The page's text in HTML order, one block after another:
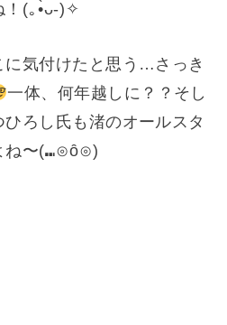
！(⁠｡⁠•̀⁠ᴗ⁠-⁠)⁠✧
に気付けたと思う…さっき
一体、何年越しに？？そし
ろし氏も渚のオールスタ
ね〜(⁠⑉⁠⊙⁠ȏ⁠⊙⁠)